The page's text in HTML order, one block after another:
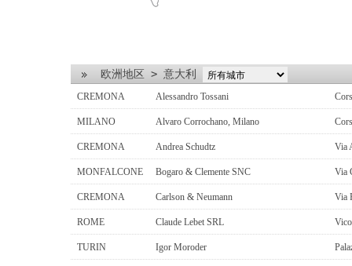
欧洲地区 > 意大利
CREMONA Alessandro Tossani
MILANO Alvaro Corrochano, Milano
CREMONA Andrea Schudtz Via
MONFALCONE Bogaro & Clemente SNC Via
CREMONA Carlson & Neumann Via
ROME Claude Lebet SRL
TURIN Igor Moroder